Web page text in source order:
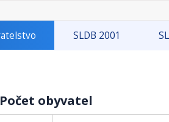
SLDB 2001
Počet obyvatel